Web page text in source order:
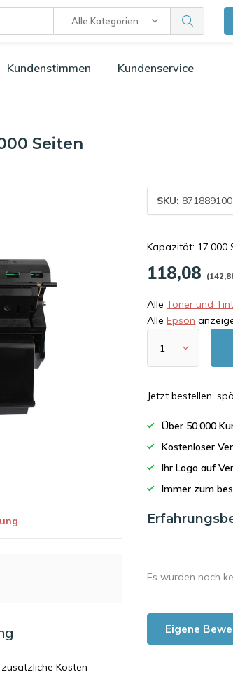
Alle Kategorien
Kundenstimmen Kundenservice
Seiten
SKU:
Kapazität: 17.000
118,08
AlleToner und
AlleEpson
Jetzt bestellen,
Über 50.000
Kostenloser
Ihr Logo auf
Immer zum
Kosten
Es wurden noch
Eigene